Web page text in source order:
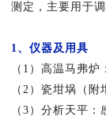
测定，主要用于
1、仪器及用具
（1）高温马弗
（2）瓷坩埚（附
（3）分析天平：